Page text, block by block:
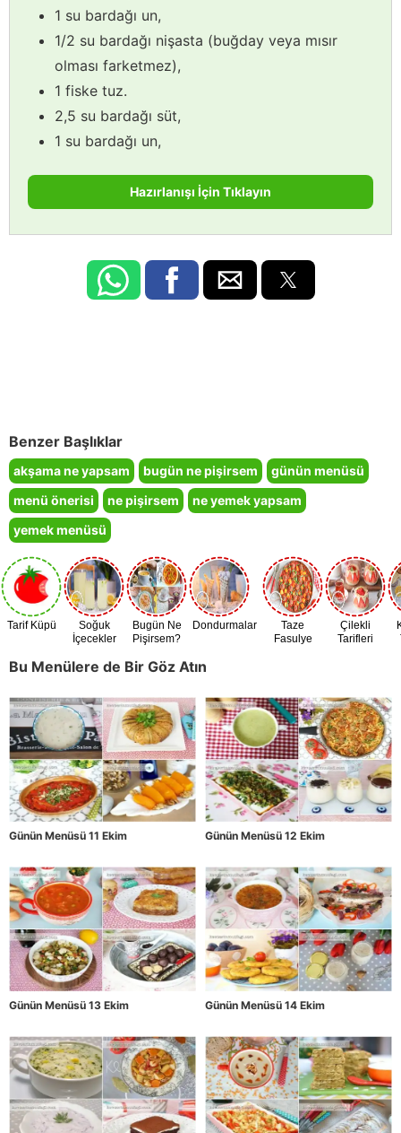
1 su bardağı un,
1/2 su bardağı nişasta (buğday veya mısır
olması farketmez),
1 fiske tuz.
2,5 su bardağı süt,
1 su bardağı un,
Hazırlanışı İçin Tıklayın
Benzer Başlıklar
akşama ne yapsam bugün ne pişirsem
günün menüsü
menü önerisi
ne pişirsem
ne yemek yapsam
yemek menüsü
Tarif Küpü
Soğuk
İçecekler
Bugün Ne
Pişirsem?
Dondurmalar
Taze
Fasulye
Çilekli
Tarifleri
Bu Menülere de Bir Göz Atın
Günün Menüsü 11 Ekim Günün Menüsü 12 Ekim
Günün Menüsü 13 Ekim Günün Menüsü 14 Ekim